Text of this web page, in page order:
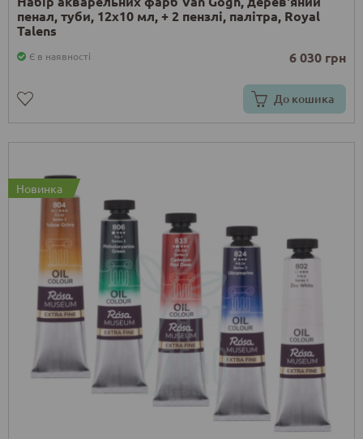
пенал, туби, 12х10 мл, + 2 пензлі, палітра, Royal
Talens
Є в наявності 6 030 грн
До кошика
Новинка